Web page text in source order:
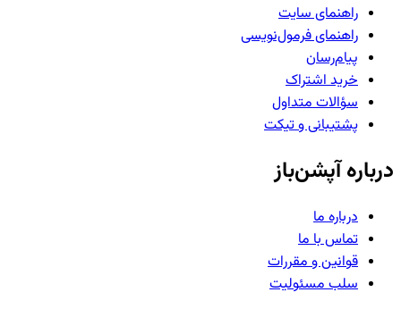
راهنمای سایت
راهنمای فرمول‌نویسی
پیام‌رسان
خرید اشتراک
سؤالات متداول
پشتیبانی و تیکت
درباره آپشن‌باز
درباره ما
تماس با ما
قوانین و مقررات
سلب مسئولیت